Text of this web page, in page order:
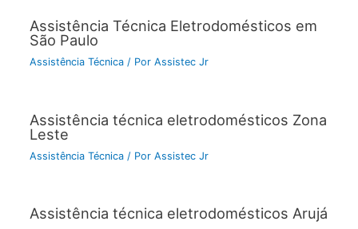
Assistência Técnica Eletrodomésticos em
São Paulo
Assistência Técnica/ Por Assistec Jr
Assistência técnica eletrodomésticos Zona
Leste
Assistência Técnica/ Por Assistec Jr
Assistência técnica eletrodomésticos Arujá